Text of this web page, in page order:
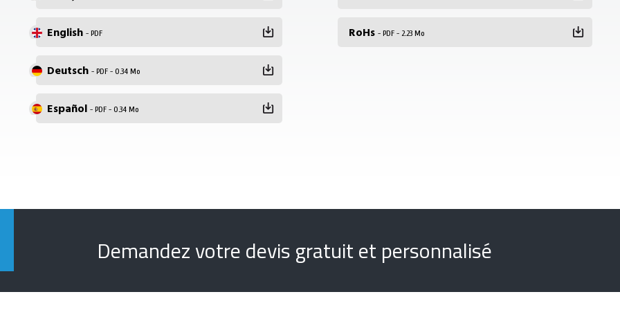
English - PDF
Deutsch - PDF - 0.34 Mo
Español - PDF - 0.34 Mo
RoHs - PDF - 2.23 Mo
Demandez votre devis gratuit et personnalisé